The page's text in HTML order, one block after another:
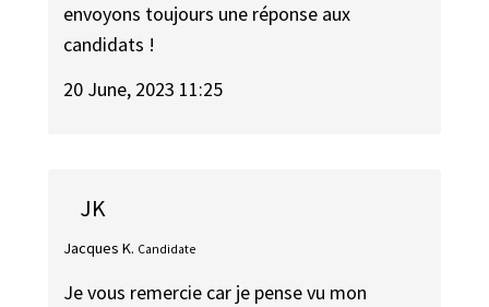
envoyons toujours une réponse aux
candidats !
20 June, 2023 11:25
JK
Jacques K. Candidate
Je vous remercie car je pense vu mon